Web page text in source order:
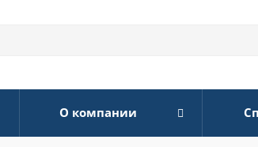
О компании